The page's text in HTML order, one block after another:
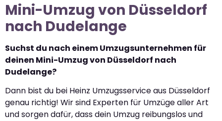
Mini-Umzug von Düsseldorf
nach Dudelange
Suchst du nach einem Umzugsunternehmen für
deinen Mini-Umzug von Düsseldorf nach
Dudelange?
Dann bist du bei Heinz Umzugsservice aus Düsseldorf
genau richtig! Wir sind Experten für Umzüge aller Art
und sorgen dafür, dass dein Umzug reibungslos und